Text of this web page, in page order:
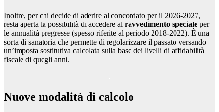
Inoltre, per chi decide di aderire al concordato per il 2026-2027,
resta aperta la possibilità di accedere al ravvedimento speciale per
le annualità pregresse (spesso riferite al periodo 2018-2022). È una
sorta di sanatoria che permette di regolarizzare il passato versando
un’imposta sostitutiva calcolata sulla base dei livelli di affidabilità
fiscale di quegli anni.
Nuove modalità di calcolo